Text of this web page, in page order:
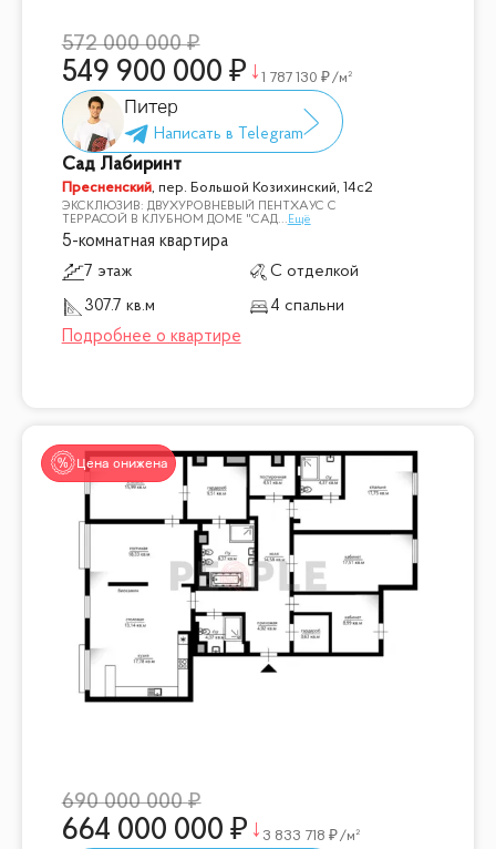
572 000 000
549 900 000 1 787 130 /м²
Питер
Сад Лабиринт
Пресненский, пер. Большой Козихинский, 14с2
ЭКСКЛЮЗИВ: ДВУХУРОВНЕВЫЙ ПЕНТХАУС С
ТЕРРАСОЙ В КЛУБНОМ ДОМЕ "САД... Ещё
5-комнатная квартира
7 этаж
С отделкой
307.7 кв.м
4 спальни
Цена снижена
690 000 000
664 000 000 3 833 718 /м²